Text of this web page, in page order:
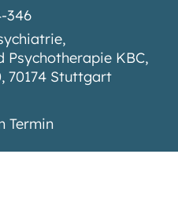
346
Psychotherapie KBC,
70174 Stuttgart
Termin